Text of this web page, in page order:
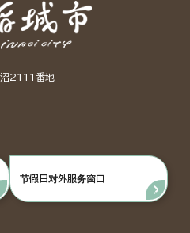
2111番地
节假日对外服务窗口